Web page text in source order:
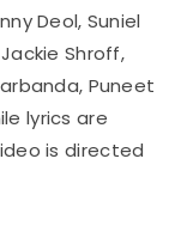
Deol, Suniel
Shroff,
Puneet
lyrics are
is directed